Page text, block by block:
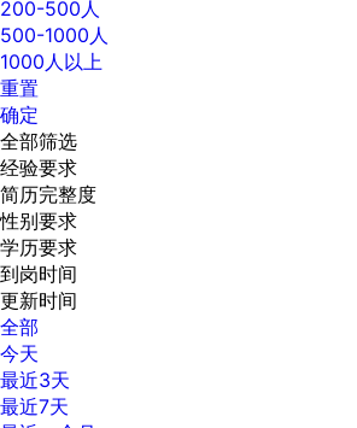
200-500人
500-1000人
1000人以上
重置
确定
全部筛选
经验要求
简历完整度
性别要求
学历要求
到岗时间
更新时间
全部
今天
最近3天
最近7天